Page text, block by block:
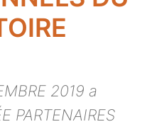
2019 a
PARTENAIRES